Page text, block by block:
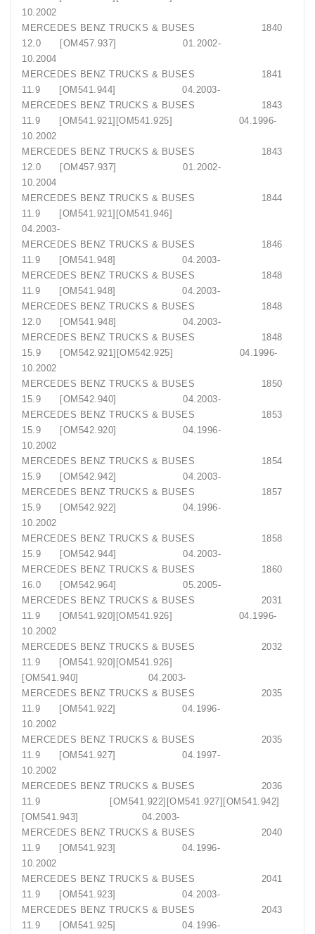
10.2002
MERCEDES BENZ TRUCKS & BUSES 1840
12.0 [OM457.937] 01.2002-
10.2004
MERCEDES BENZ TRUCKS & BUSES 1841
11.9 [OM541.944] 04.2003-
MERCEDES BENZ TRUCKS & BUSES 1843
11.9 [OM541.921][OM541.925] 04.1996-
10.2002
MERCEDES BENZ TRUCKS & BUSES 1843
12.0 [OM457.937] 01.2002-
10.2004
MERCEDES BENZ TRUCKS & BUSES 1844
11.9 [OM541.921][OM541.946]
04.2003-
MERCEDES BENZ TRUCKS & BUSES 1846
11.9 [OM541.948] 04.2003-
MERCEDES BENZ TRUCKS & BUSES 1848
11.9 [OM541.948] 04.2003-
MERCEDES BENZ TRUCKS & BUSES 1848
12.0 [OM541.948] 04.2003-
MERCEDES BENZ TRUCKS & BUSES 1848
15.9 [OM542.921][OM542.925] 04.1996-
10.2002
MERCEDES BENZ TRUCKS & BUSES 1850
15.9 [OM542.940] 04.2003-
MERCEDES BENZ TRUCKS & BUSES 1853
15.9 [OM542.920] 04.1996-
10.2002
MERCEDES BENZ TRUCKS & BUSES 1854
15.9 [OM542.942] 04.2003-
MERCEDES BENZ TRUCKS & BUSES 1857
15.9 [OM542.922] 04.1996-
10.2002
MERCEDES BENZ TRUCKS & BUSES 1858
15.9 [OM542.944] 04.2003-
MERCEDES BENZ TRUCKS & BUSES 1860
16.0 [OM542.964] 05.2005-
MERCEDES BENZ TRUCKS & BUSES 2031
11.9 [OM541.920][OM541.926] 04.1996-
10.2002
MERCEDES BENZ TRUCKS & BUSES 2032
11.9 [OM541.920][OM541.926]
[OM541.940] 04.2003-
MERCEDES BENZ TRUCKS & BUSES 2035
11.9 [OM541.922] 04.1996-
10.2002
MERCEDES BENZ TRUCKS & BUSES 2035
11.9 [OM541.927] 04.1997-
10.2002
MERCEDES BENZ TRUCKS & BUSES 2036
11.9 [OM541.922][OM541.927][OM541.942]
[OM541.943] 04.2003-
MERCEDES BENZ TRUCKS & BUSES 2040
11.9 [OM541.923] 04.1996-
10.2002
MERCEDES BENZ TRUCKS & BUSES 2041
11.9 [OM541.923] 04.2003-
MERCEDES BENZ TRUCKS & BUSES 2043
11.9 [OM541.925] 04.1996-